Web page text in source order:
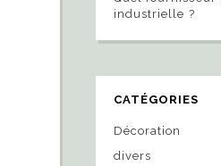
industrielle ?
CATÉGORIES
Décoration
divers